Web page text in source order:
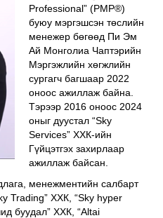
Professional” (PMP®)
буюу мэргэшсэн төслийн
менежер бөгөөд Пи Эм
Ай Монголиа Чаптэрийн
Мэргэжлийн хөгжлийн
сургагч багшаар 2022
оноос ажиллаж байна.
Тэрээр 2016 оноос 2024
оныг дуустал “Sky
Services” ХХК-ийн
Гүйцэтгэх захирлаар
ажиллаж байсан.
менежментийн салбарт
Trading” ХХК, “Sky hyper
буудал” ХХК, “Altai